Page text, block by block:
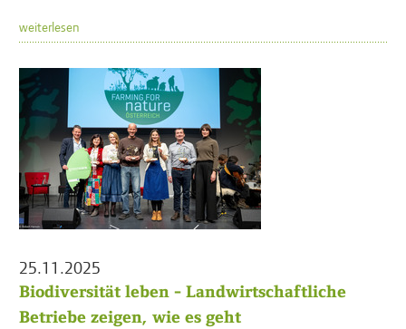
weiterlesen
25.11.2025
Biodiversität leben - Landwirtschaftliche
Betriebe zeigen, wie es geht